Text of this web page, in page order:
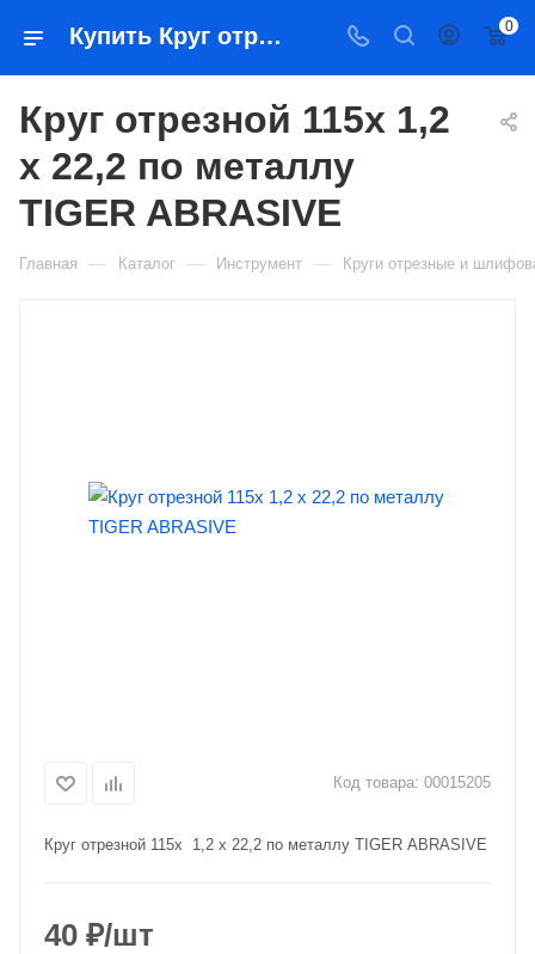
Купить Круг отрезной 115x 1,2 x 22,2 по металлу TIGER ABRASIVE в Якутске — цена, характеристики, подбор | Востоктехторг 0
Круг отрезной 115x 1,2
x 22,2 по металлу
TIGER ABRASIVE
Главная — Каталог — Инструмент — Круги отрезные и
Код товара: 00015205
Круг отрезной 115x 1,2 x 22,2 по металлу TIGER ABRASIVE
40 ₽/шт